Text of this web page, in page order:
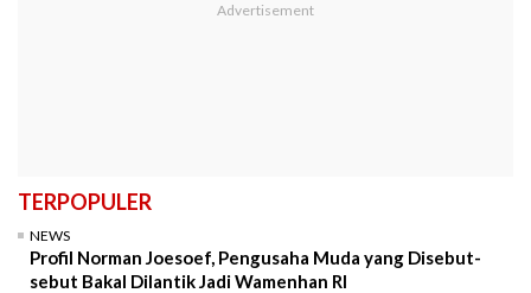
TERPOPULER
NEWS
Profil Norman Joesoef, Pengusaha Muda yang Disebut-
sebut Bakal Dilantik Jadi Wamenhan RI